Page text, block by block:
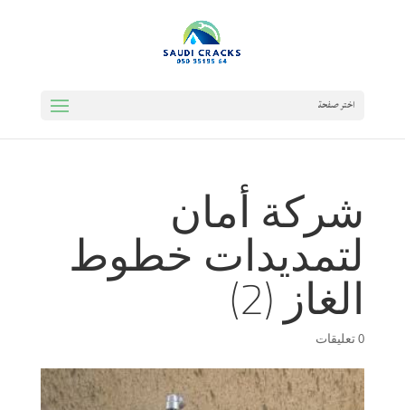
اختر صفحة
شركة أمان
لتمديدات خطوط
الغاز (2)0 تعليقات